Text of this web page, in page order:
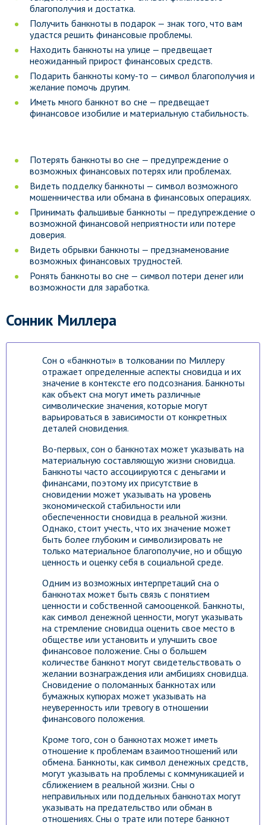
благополучия и достатка.
Получить банкноты в подарок — знак того, что вам
удастся решить финансовые проблемы.
Находить банкноты на улице — предвещает
неожиданный прирост финансовых средств.
Подарить банкноты кому-то — символ благополучия и
желание помочь другим.
Иметь много банкнот во сне — предвещает
финансовое изобилие и материальную стабильность.
Потерять банкноты во сне — предупреждение о
возможных финансовых потерях или проблемах.
Видеть подделку банкноты — символ возможного
мошенничества или обмана в финансовых операциях.
Принимать фальшивые банкноты — предупреждение о
возможной финансовой неприятности или потере
доверия.
Видеть обрывки банкноты — предзнаменование
возможных финансовых трудностей.
Ронять банкноты во сне — символ потери денег или
возможности для заработка.
Сонник Миллера
Сон о «банкноты» в толковании по Миллеру
отражает определенные аспекты сновидца и их
значение в контексте его подсознания. Банкноты
как объект сна могут иметь различные
символические значения, которые могут
варьироваться в зависимости от конкретных
деталей сновидения.
Во-первых, сон о банкнотах может указывать на
материальную составляющую жизни сновидца.
Банкноты часто ассоциируются с деньгами и
финансами, поэтому их присутствие в
сновидении может указывать на уровень
экономической стабильности или
обеспеченности сновидца в реальной жизни.
Однако, стоит учесть, что их значение может
быть более глубоким и символизировать не
только материальное благополучие, но и общую
ценность и оценку себя в социальной среде.
Одним из возможных интерпретаций сна о
банкнотах может быть связь с понятием
ценности и собственной самооценкой. Банкноты,
как символ денежной ценности, могут указывать
на стремление сновидца оценить свое место в
обществе или установить и улучшить свое
финансовое положение. Сны о большем
количестве банкнот могут свидетельствовать о
желании вознаграждения или амбициях сновидца.
Сновидение о поломанных банкнотах или
бумажных купюрах может указывать на
неуверенность или тревогу в отношении
финансового положения.
Кроме того, сон о банкнотах может иметь
отношение к проблемам взаимоотношений или
обмена. Банкноты, как символ денежных средств,
могут указывать на проблемы с коммуникацией и
сближением в реальной жизни. Сны о
неправильных или поддельных банкнотах могут
указывать на предательство или обман в
отношениях. Сны о трате или потере банкнот